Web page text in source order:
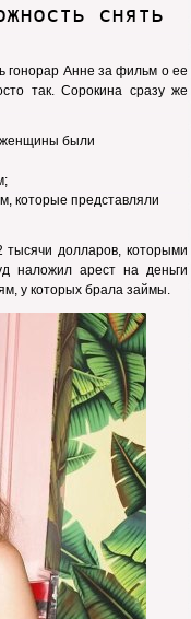
снять
гонорар Анне за фильм о ее
так. Сорокина сразу же
женщины были
которые представляли
тысячи долларов, которыми
наложил арест на деньги
у которых брала займы.